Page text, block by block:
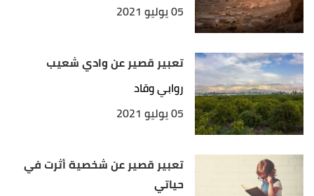
05 يوليو 2021
تعبير قصير عن وادي شعيب
روابي وقاد
05 يوليو 2021
تعبير قصير عن شخصية أثرت في
حياتي